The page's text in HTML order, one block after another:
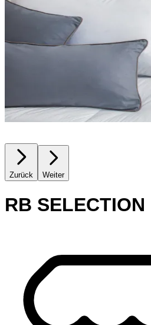
Zurück Weiter
RB SELECTION